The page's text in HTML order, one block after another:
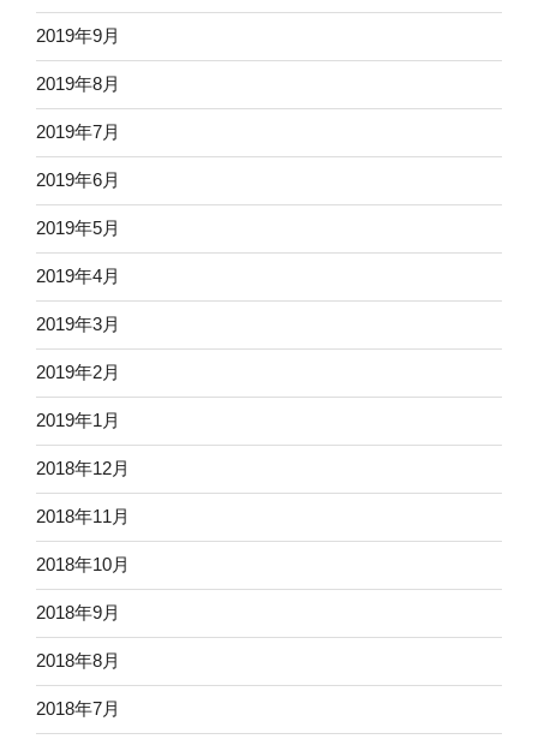
2019年9月
2019年8月
2019年7月
2019年6月
2019年5月
2019年4月
2019年3月
2019年2月
2019年1月
2018年12月
2018年11月
2018年10月
2018年9月
2018年8月
2018年7月